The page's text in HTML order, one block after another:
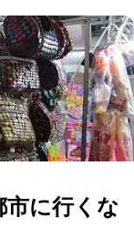
に行くな